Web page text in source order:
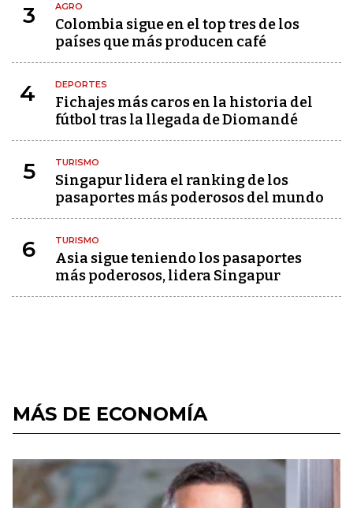
3 AGRO
Colombia sigue en el top tres de los
países que más producen café
4 DEPORTES
Fichajes más caros en la historia del
fútbol tras la llegada de Diomandé
5 TURISMO
Singapur lidera el ranking de los
pasaportes más poderosos del mundo
6 TURISMO
Asia sigue teniendo los pasaportes
más poderosos, lidera Singapur
MÁS DE ECONOMÍA